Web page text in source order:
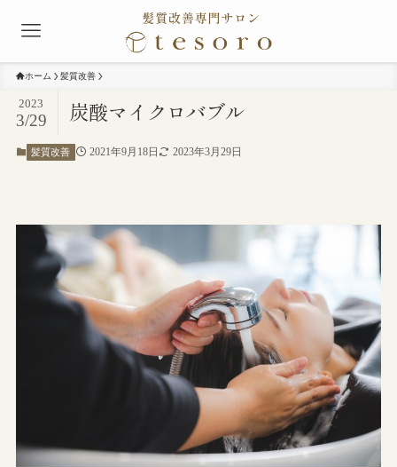
ホーム 髪質改善
炭酸マイクロバブル
2023
3/29
髪質改善 2021年9月18日 2023年3月29日